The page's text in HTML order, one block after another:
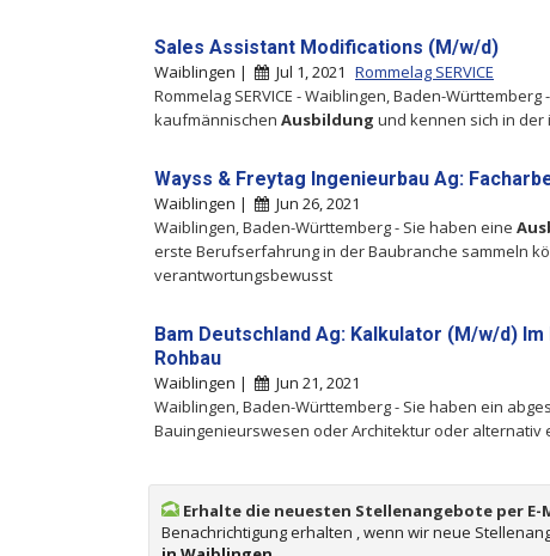
Sales Assistant Modifications (M/w/d)
Waiblingen | Jul 1, 2021 Rommelag SERVICE
Rommelag SERVICE - Waiblingen, Baden-
kaufmännischen Ausbildung und kennen sich in
Wayss & Freytag Ingenieurbau Ag:
Waiblingen |
Jun 26, 2021
Waiblingen, Baden-Württemberg - Sie haben eine
erste Berufserfahrung in der Baubranche sammeln
verantwortungsbewusst
Bam Deutschland Ag: Kalkulator (M/w/d)
Rohbau
Waiblingen |
Jun 21, 2021
Waiblingen, Baden-Württemberg - Sie haben ein
Bauingenieurswesen oder Architektur oder alternativ
Erhalte die neuesten Stellenangebote per E-
Benachrichtigung erhalten , wenn wir neue